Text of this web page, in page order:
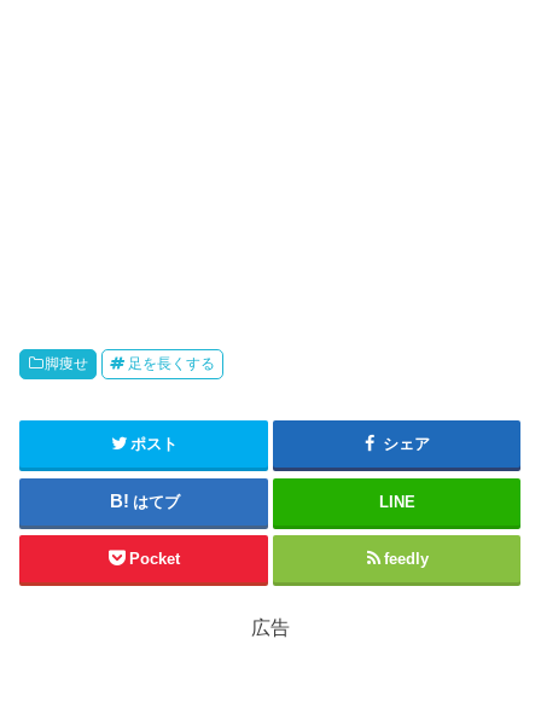
脚痩せ 足を長くする
ポスト シェア
はてブ LINE
Pocket feedly
広告